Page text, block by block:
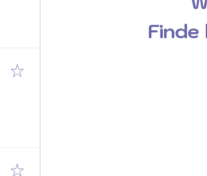
Finde